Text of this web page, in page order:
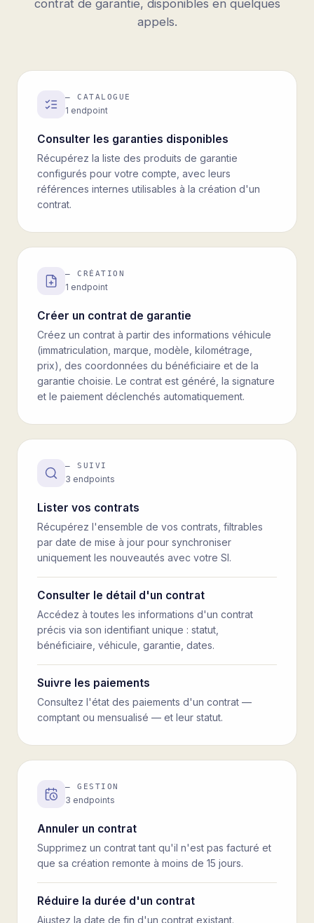
contrat de garantie, disponibles en quelques
appels.
—CATALOGUE
1 endpoint
Consulter les garanties disponibles
Récupérez la liste des produits de garantie
configurés pour votre compte, avec leurs
références internes utilisables à la création d'un
contrat.
—CRÉATION
1 endpoint
Créer un contrat de garantie
Créez un contrat à partir des informations véhicule
(immatriculation, marque, modèle, kilométrage,
prix), des coordonnées du bénéficiaire et de la
garantie choisie. Le contrat est généré, la signature
et le paiement déclenchés automatiquement.
—SUIVI
3 endpoints
Lister vos contrats
Récupérez l'ensemble de vos contrats, filtrables
par date de mise à jour pour synchroniser
uniquement les nouveautés avec votre SI.
Consulter le détail d'un contrat
Accédez à toutes les informations d'un contrat
précis via son identifiant unique : statut,
bénéficiaire, véhicule, garantie, dates.
Suivre les paiements
Consultez l'état des paiements d'un contrat —
comptant ou mensualisé — et leur statut.
—GESTION
3 endpoints
Annuler un contrat
Supprimez un contrat tant qu'il n'est pas facturé et
que sa création remonte à moins de 15 jours.
Réduire la durée d'un contrat
Ajustez la date de fin d'un contrat existant.